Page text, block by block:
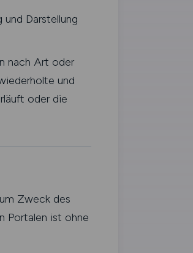
Darstellung
nach Art oder
und
oder die
Zweck des
Portalen ist ohne